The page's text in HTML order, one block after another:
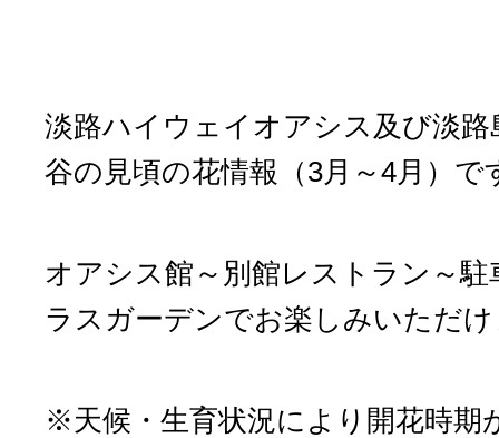
淡路ハイウェイオアシス及び淡路
谷の見頃の花情報（3月～4月）で
オアシス館～別館レストラン～駐
ラスガーデンでお楽しみいただ
※天候・生育状況により開花時期